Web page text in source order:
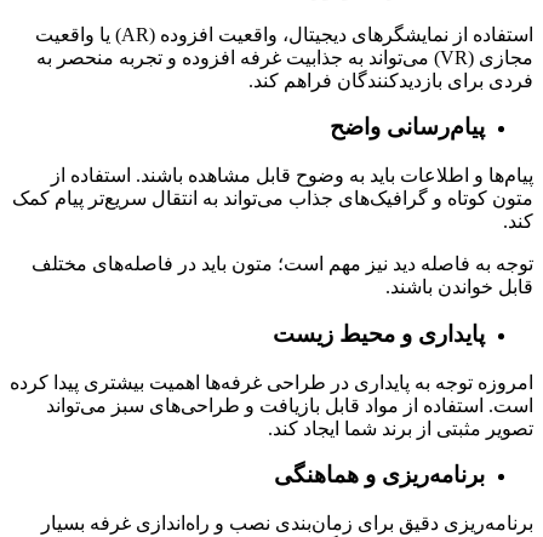
استفاده از نمایشگرهای دیجیتال، واقعیت افزوده (AR) یا واقعیت
مجازی (VR) می‌تواند به جذابیت غرفه افزوده و تجربه منحصر به
فردی برای بازدیدکنندگان فراهم کند.
پیام‌رسانی واضح
پیام‌ها و اطلاعات باید به وضوح قابل مشاهده باشند. استفاده از
متون کوتاه و گرافیک‌های جذاب می‌تواند به انتقال سریع‌تر پیام کمک
کند.
توجه به فاصله دید نیز مهم است؛ متون باید در فاصله‌های مختلف
قابل خواندن باشند.
پایداری و محیط زیست
امروزه توجه به پایداری در طراحی غرفه‌ها اهمیت بیشتری پیدا کرده
است. استفاده از مواد قابل بازیافت و طراحی‌های سبز می‌تواند
تصویر مثبتی از برند شما ایجاد کند.
برنامه‌ریزی و هماهنگی
برنامه‌ریزی دقیق برای زمان‌بندی نصب و راه‌اندازی غرفه بسیار